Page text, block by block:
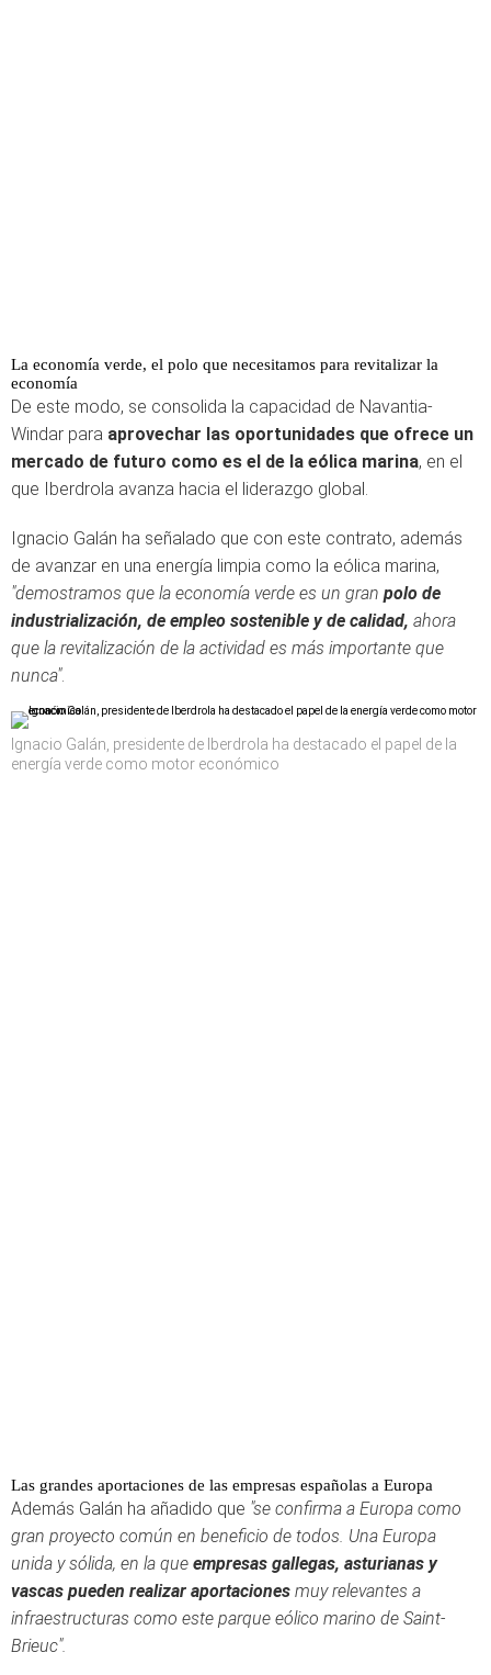
La economía verde, el polo que necesitamos para revitalizar la
economía
De este modo, se consolida la capacidad de Navantia-
Windar para aprovechar las oportunidades que ofrece un
mercado de futuro como es el de la eólica marina, en el
que Iberdrola avanza hacia el liderazgo global.
Ignacio Galán ha señalado que con este contrato, además
de avanzar en una energía limpia como la eólica marina,
"demostramos que la economía verde es un gran polo de
industrialización, de empleo sostenible y de calidad, ahora
que la revitalización de la actividad es más importante que
nunca".
Ignacio Galán, presidente de Iberdrola ha destacado el papel de la
energía verde como motor económico
Las grandes aportaciones de las empresas españolas a Europa
Además Galán ha añadido que "se confirma a Europa como
gran proyecto común en beneficio de todos. Una Europa
unida y sólida, en la que empresas gallegas, asturianas y
vascas pueden realizar aportaciones muy relevantes a
infraestructuras como este parque eólico marino de Saint-
Brieuc".